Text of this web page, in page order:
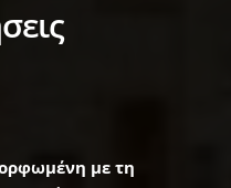
με τη